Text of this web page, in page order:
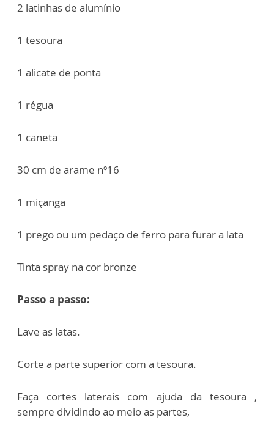
2 latinhas de alumínio
1 tesoura
1 alicate de ponta
1 régua
1 caneta
30 cm de arame nº16
1 miçanga
1 prego ou um pedaço de ferro para furar a lata
Tinta spray na cor bronze
Passo a passo:
Lave as latas.
Corte a parte superior com a tesoura.
Faça cortes laterais com ajuda da tesoura ,
sempre dividindo ao meio as partes,